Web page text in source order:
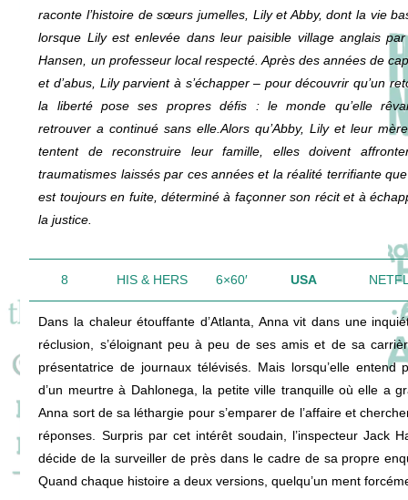
raconte l’histoire de sœurs jumelles, Lily et Abby, dont la vie
lorsque Lily est enlevée dans leur paisible village anglais
Hansen, un professeur local respecté. Après des années de
et d’abus, Lily parvient à s’échapper – pour découvrir qu’un
la liberté pose ses propres défis : le monde qu’elle
retrouver a continué sans elle.Alors qu’Abby, Lily et leur
tentent de reconstruire leur famille, elles doivent
traumatismes laissés par ces années et la réalité terrifiante
est toujours en fuite, déterminé à façonner son récit et à
la justice.
8 HIS & HERS 6×60′ USA
Dans la chaleur étouffante d’Atlanta, Anna vit dans une
réclusion, s’éloignant peu à peu de ses amis et de sa
présentatrice de journaux télévisés. Mais lorsqu’elle entend
d’un meurtre à Dahlonega, la petite ville tranquille où elle a
Anna sort de sa léthargie pour s’emparer de l’affaire et
réponses. Surpris par cet intérêt soudain, l’inspecteur Jack
décide de la surveiller de près dans le cadre de sa propre
Quand chaque histoire a deux versions, quelqu’un ment